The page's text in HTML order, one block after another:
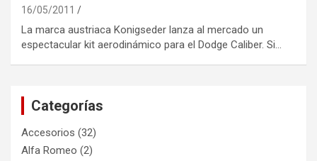
16/05/2011
La marca austriaca Konigseder lanza al mercado un
espectacular kit aerodinámico para el Dodge Caliber. Si…
Categorías
Accesorios (32)
Alfa Romeo (2)